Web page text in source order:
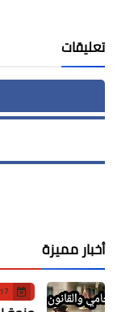
تعليقات
أخبار مميزة
17 فبراير 2023